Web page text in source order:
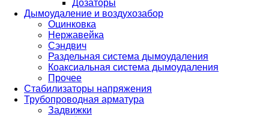
Дозаторы
Дымоудаление и воздухозабор
Оцинковка
Нержавейка
Сэндвич
Раздельная система дымоудаления
Коаксиальная система дымоудаления
Прочее
Стабилизаторы напряжения
Трубопроводная арматура
Задвижки